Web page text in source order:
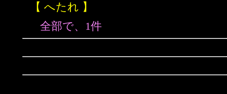
【 へたれ 】
全部で、1件